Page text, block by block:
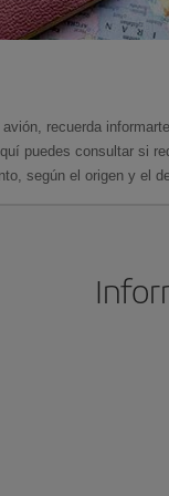
recuerda
puedes consultar si
según el origen y el